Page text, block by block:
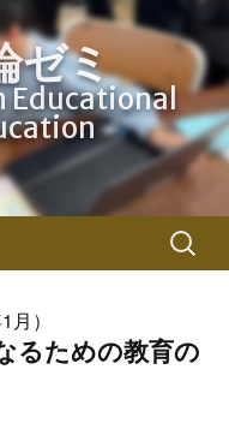
ゼミ
Educational
検
索:
）
るための教育の